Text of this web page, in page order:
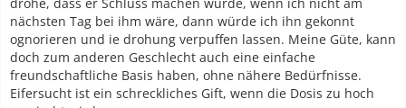
nächsten Tag bei ihm wäre, dann würde ich ihn gekonnt
ognorieren und ie drohung verpuffen lassen. Meine Güte, kann
doch zum anderen Geschlecht auch eine einfache
freundschaftliche Basis haben, ohne nähere Bedürfnisse.
Eifersucht ist ein schreckliches Gift, wenn die Dosis zu hoch